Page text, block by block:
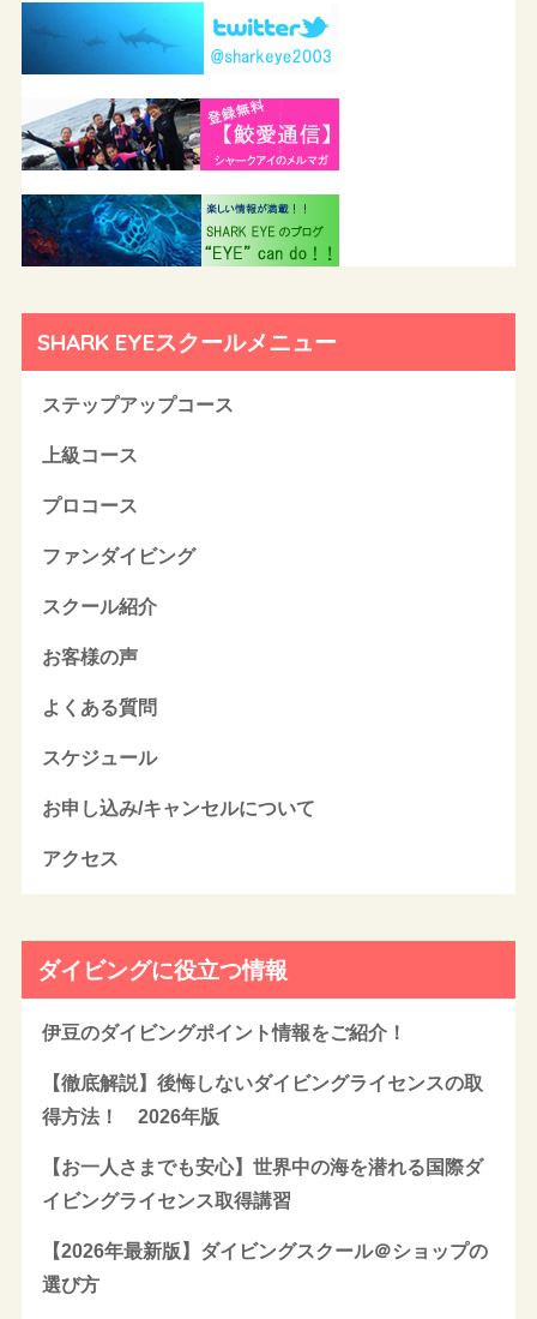
SHARK EYEスクールメニュー
ステップアップコース
上級コース
プロコース
ファンダイビング
スクール紹介
お客様の声
よくある質問
スケジュール
お申し込み/キャンセルについて
アクセス
ダイビングに役立つ情報
伊豆のダイビングポイント情報をご紹介！
【徹底解説】後悔しないダイビングライセンスの取
得方法！ 2026年版
【お一人さまでも安心】世界中の海を潜れる国際ダ
イビングライセンス取得講習
【2026年最新版】ダイビングスクール＠ショップの
選び方